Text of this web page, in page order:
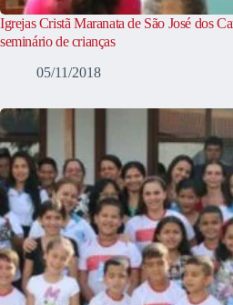
Igrejas Cristã Maranata de São José dos
seminário de crianças
05/11/2018